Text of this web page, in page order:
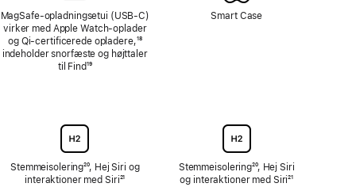
MagSafe-opladningsetui (USB‑C)
virker med Apple Watch-oplader
og Qi-certificerede opladere,Fodnote
¹⁸
indeholder snorfæste og højttaler
til FindFodnote
¹⁹
StemmeisoleringFodnote
²⁰, Hej Siri og
interaktioner med SiriFodnote
²¹
Smart Case
StemmeisoleringFodnote
²⁰, Hej Siri
og interaktioner med SiriFodnote
²¹